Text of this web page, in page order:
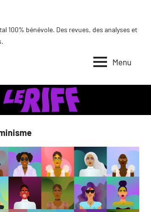
100% bénévole. Des revues, des analyses et
Menu